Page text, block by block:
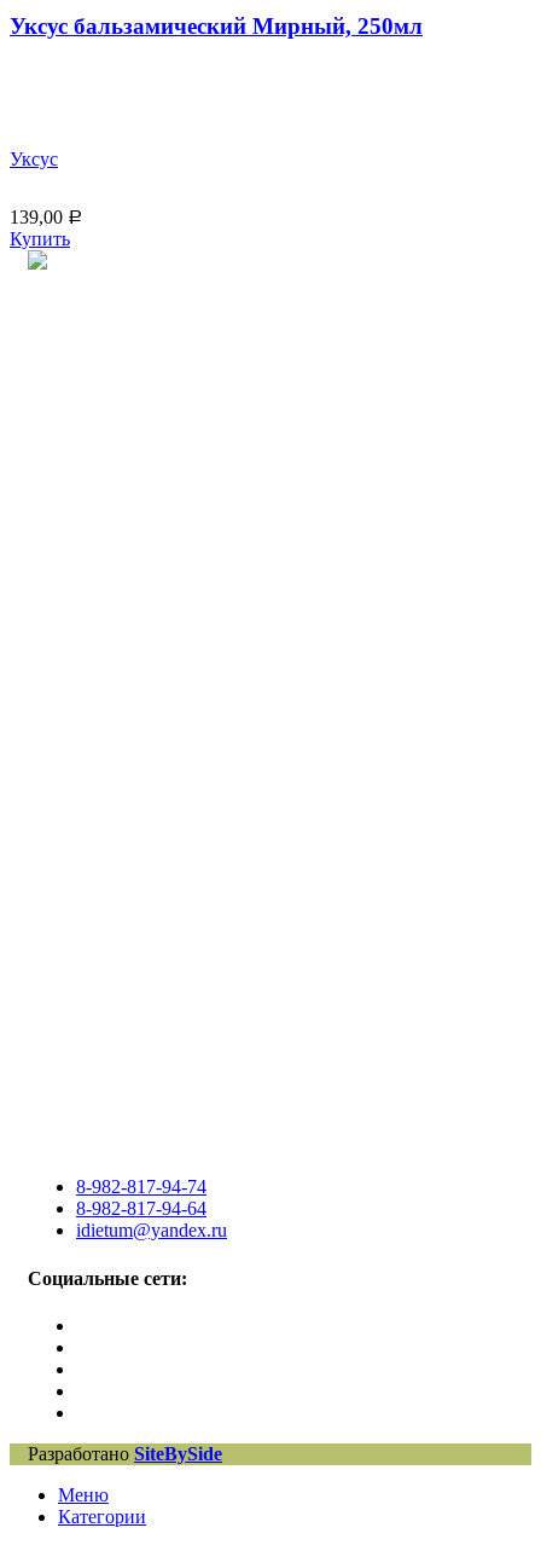
Уксус бальзамический Мирный, 250мл
Уксус
139,00 Р
Купить
8-982-817-94-74
8-982-817-94-64
idietum@yandex.ru
Социальные сети:
Разработано SiteBySide
Меню
Категории